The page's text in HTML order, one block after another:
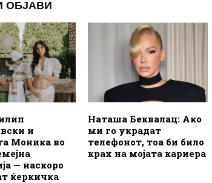
ОБЈАВИ
и
Моника во
— наскоро
ќеркичка
Наташа Беквалац: Ако
ми го украдат
телефонот, тоа би било
крах на мојата кариера